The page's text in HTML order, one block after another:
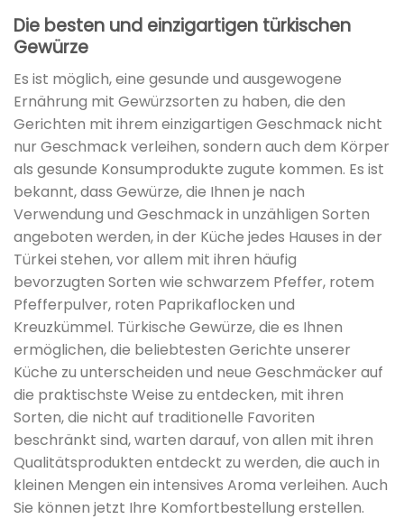
Die besten und einzigartigen türkischen
Gewürze
Es ist möglich, eine gesunde und ausgewogene
Ernährung mit Gewürzsorten zu haben, die den
Gerichten mit ihrem einzigartigen Geschmack nicht
nur Geschmack verleihen, sondern auch dem Körper
als gesunde Konsumprodukte zugute kommen. Es ist
bekannt, dass Gewürze, die Ihnen je nach
Verwendung und Geschmack in unzähligen Sorten
angeboten werden, in der Küche jedes Hauses in der
Türkei stehen, vor allem mit ihren häufig
bevorzugten Sorten wie schwarzem Pfeffer, rotem
Pfefferpulver, roten Paprikaflocken und
Kreuzkümmel. Türkische Gewürze, die es Ihnen
ermöglichen, die beliebtesten Gerichte unserer
Küche zu unterscheiden und neue Geschmäcker auf
die praktischste Weise zu entdecken, mit ihren
Sorten, die nicht auf traditionelle Favoriten
beschränkt sind, warten darauf, von allen mit ihren
Qualitätsprodukten entdeckt zu werden, die auch in
kleinen Mengen ein intensives Aroma verleihen. Auch
Sie können jetzt Ihre Komfortbestellung erstellen.